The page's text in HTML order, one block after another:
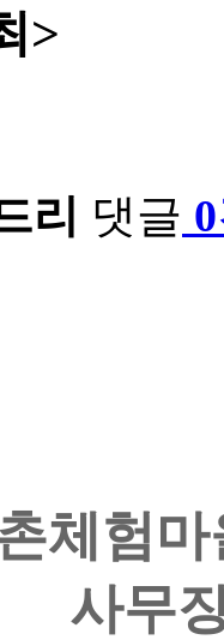
>
리 댓글
체험
사무